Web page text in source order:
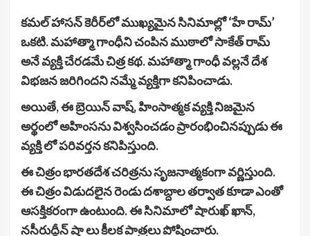
కమల్ హాసన్ కెరీర్‌లో ముఖ్యమైన సినిమాల్లో ‘హే రామ్’
ఒకటి. మహాత్మా గాంధీని చంపిన ముఠాలో సాకేత్ రామ్
అనే వ్యక్తి చేరడమే చిత్ర కథ. మహాత్మా గాంధీ వల్లనే దేశ
విభజన జరిగిందని నమ్మే వ్యక్తిగా కనిపించాడు.
అయితే, ఈ బ్రెయిన్ వాష్, హింసాత్మక వ్యక్తి నిజమైన
అర్థంలో అహింసను విశ్వసించడం ప్రారంభించినప్పుడు ఈ
వ్యక్తి లో పరివర్తన కనిపిస్తుంది.
ఈ చిత్రం భారతదేశ చరిత్రను సృజనాత్మకంగా వర్ణిస్తుంది.
ఈ చిత్రం విడుదలైన రెండు దశాబ్దాల తర్వాత కూడా ఎంతో
ఆసక్తికరంగా ఉంటుంది. ఈ సినిమాలో షారుఖ్ ఖాన్,
నసీరుద్దీన్ షా లు కీలక పాత్రలు పోషించారు.